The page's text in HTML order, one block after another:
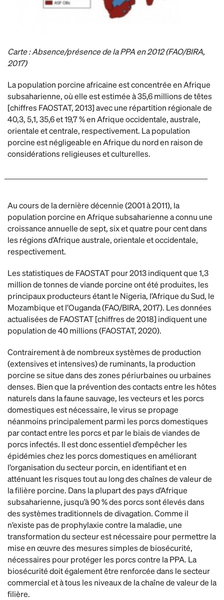
Carte : Absence/présence de la PPA en 2012 (FAO/BIRA,
2017)
La population porcine africaine est concentrée en Afrique
subsaharienne, où elle est estimée à 35,6 millions de têtes
[chiffres FAOSTAT, 2013] avec une répartition régionale de
40,3, 5,1, 35,6 et 19,7 % en Afrique occidentale, australe,
orientale et centrale, respectivement. La population
porcine est négligeable en Afrique du nord en raison de
considérations religieuses et culturelles.
Au cours de la dernière décennie (2001 à 2011), la
population porcine en Afrique subsaharienne a connu une
croissance annuelle de sept, six et quatre pour cent dans
les régions d’Afrique australe, orientale et occidentale,
respectivement.
Les statistiques de FAOSTAT pour 2013 indiquent que 1,3
million de tonnes de viande porcine ont été produites, les
principaux producteurs étant le Nigeria, l’Afrique du Sud, le
Mozambique et l’Ouganda (FAO/BIRA, 2017). Les données
actualisées de FAOSTAT [chiffres de 2018] indiquent une
population de 40 millions (FAOSTAT, 2020).
Contrairement à de nombreux systèmes de production
(extensives et intensives) de ruminants, la production
porcine se situe dans des zones périurbaines ou urbaines
denses. Bien que la prévention des contacts entre les hôtes
naturels dans la faune sauvage, les vecteurs et les porcs
domestiques est nécessaire, le virus se propage
néanmoins principalement parmi les porcs domestiques
par contact entre les porcs et par le biais de viandes de
porcs infectés. Il est donc essentiel d’empêcher les
épidémies chez les porcs domestiques en améliorant
l’organisation du secteur porcin, en identifiant et en
atténuant les risques tout au long des chaînes de valeur de
la filière porcine. Dans la plupart des pays d’Afrique
subsaharienne, jusqu’à 90 % des porcs sont élevés dans
des systèmes traditionnels de divagation. Comme il
n’existe pas de prophylaxie contre la maladie, une
transformation du secteur est nécessaire pour permettre la
mise en œuvre des mesures simples de biosécurité,
nécessaires pour protéger les porcs contre la PPA. La
biosécurité doit également être renforcée dans le secteur
commercial et à tous les niveaux de la chaîne de valeur de la
filière.